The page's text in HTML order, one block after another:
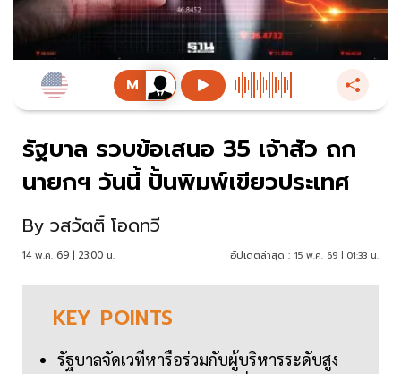
รัฐบาล รวบข้อเสนอ 35 เจ้าสัว ถก
นายกฯ วันนี้ ปั้นพิมพ์เขียวประเทศ
By วสวัตติ์ โอดทวี
14 พ.ค. 69 | 23:00 น. อัปเดตล่าสุด : 15 พ.ค. 69 | 01:33 น.
KEY POINTS
รัฐบาลจัดเวทีหารือร่วมกับผู้บริหารระดับสูง